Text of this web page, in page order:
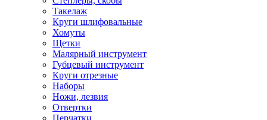
Такелаж
Круги шлифовальные
Хомуты
Щетки
Малярный инструмент
Губцевый инструмент
Круги отрезные
Наборы
Ножи, лезвия
Отвертки
Перчатки